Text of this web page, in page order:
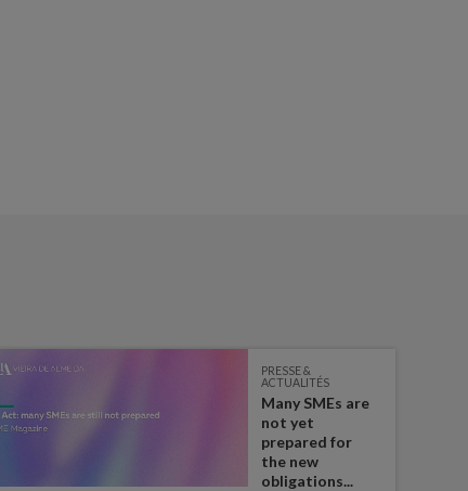
PRESSE &
ACTUALITÉS
Many SMEs are
not yet
prepared for
the new
obligations...